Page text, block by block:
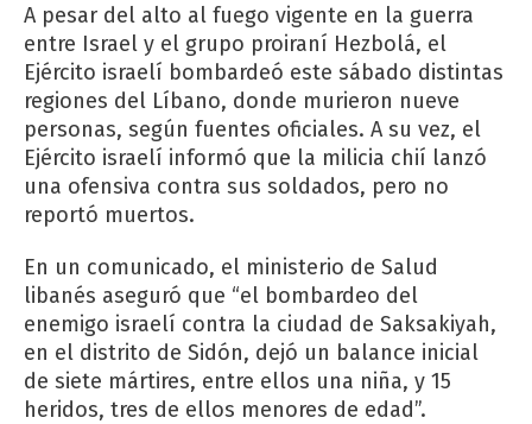
A pesar del alto al fuego vigente en la guerra
entre Israel y el grupo proiraní Hezbolá, el
Ejército israelí bombardeó este sábado distintas
regiones del Líbano, donde murieron nueve
personas, según fuentes oficiales. A su vez, el
Ejército israelí informó que la milicia chií lanzó
una ofensiva contra sus soldados, pero no
reportó muertos.
En un comunicado, el ministerio de Salud
libanés aseguró que “el bombardeo del
enemigo israelí contra la ciudad de Saksakiyah,
en el distrito de Sidón, dejó un balance inicial
de siete mártires, entre ellos una niña, y 15
heridos, tres de ellos menores de edad”.